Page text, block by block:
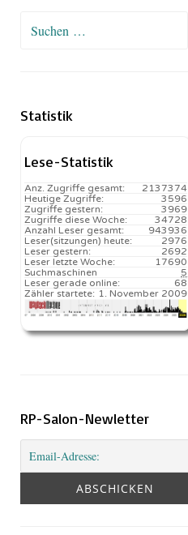
Suchen
Statistik
Lese-Statistik
2137374
Anz. Zugriffe gesamt:
3596
Heutige Zugriffe:
3969
Zugriffe gestern:
34728
Zugriffe diese Woche:
943936
Anzahl Leser gesamt:
2976️
Leser(sitzungen) heute:
2692
Leser gestern:
17690️
Leser letzte Woche:
5
Suchmaschinen
68
Leser gerade online:
1. November 2009
Zähler startete:
RP-Salon-Newletter